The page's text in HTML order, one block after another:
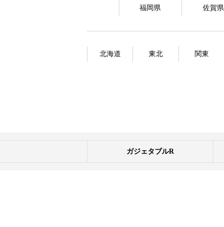
福岡県 佐賀県
北海道 東北 関東
ガジェタブルR